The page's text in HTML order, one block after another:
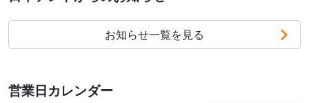
お知らせ一覧を見る
営業日カレンダー